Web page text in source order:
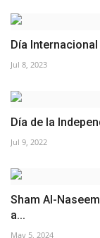
Día
Jul 8, 2023
Día de la
Jul 9, 2022
Sham Al-
a...
May 5, 2024